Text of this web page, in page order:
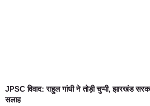
JPSC विवाद: राहुल गांधी ने तोड़ी चुप्पी, झारखंड
सलाह